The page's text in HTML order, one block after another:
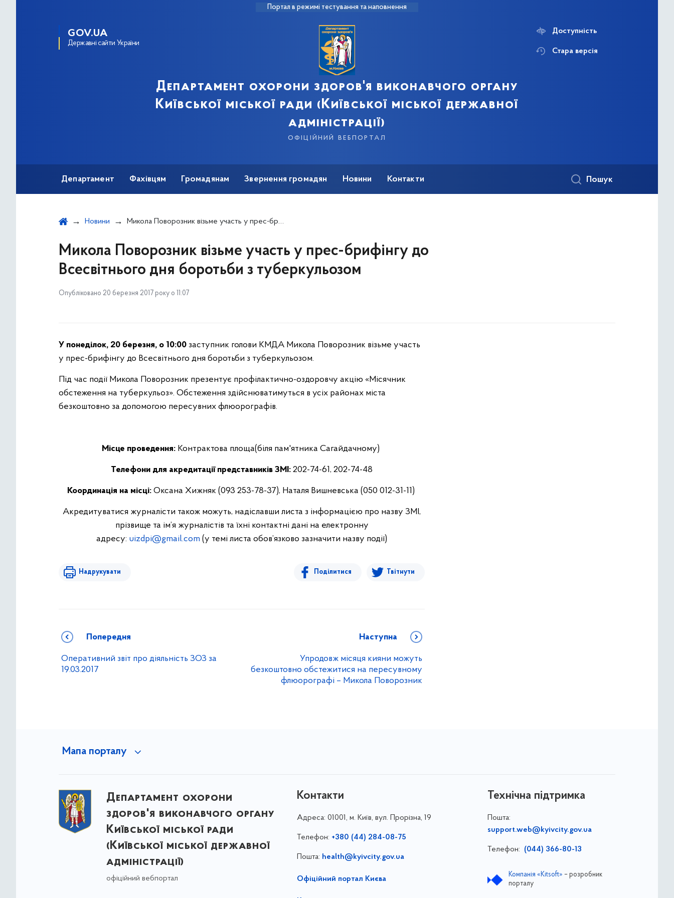
Портал в режимі тестування та наповнення
GOV.UA
Державні сайти України
Департамент охорони здоров'я виконавчого органу
Київської міської ради (Київської міської державної
адміністрації)
офіційний вебпортал
Доступність
Стара версія
Департамент Фахівцям Громадянам Звернення громадян Новини Контакти Пошук
Новини Микола Поворозник візьме участь у прес-брифінгу до Всесвітнього дня боротьби з туберкульозом
Микола Поворозник візьме участь у прес-брифінгу до
Всесвітнього дня боротьби з туберкульозом
Опубліковано 20 березня 2017 року о 11:07
У понеділок, 20 березня, о 10:00 заступник голови КМДА Микола Поворозник візьме участь
у прес-брифінгу до Всесвітнього дня боротьби з туберкульозом.
Під час події Микола Поворозник презентує профілактично-оздоровчу акцію «Місячник
обстеження на туберкульоз». Обстеження здійснюватимуться в усіх районах міста
безкоштовно за допомогою пересувних флюорографів.
Місце проведення: Контрактова площа(біля пам'ятника Сагайдачному)
Телефони для акредитації представників ЗМІ: 202-74-61, 202-74-48
Координація на місці: Оксана Хижняк (093 253-78-37), Наталя Вишневська (050 012-31-11)
Акредитуватися журналісти також можуть, надіславши листа з інформацією про назву ЗМІ,
прізвище та ім’я журналістів та їхні контактні дані на електронну
адресу: uizdpi@gmail.com (у темі листа обов’язково зазначити назву події)
Надрукувати Поділитися Твітнути
Попередня
Оперативний звіт про діяльність ЗОЗ за
19.03.2017
Наступна
Упродовж місяця кияни можуть
безкоштовно обстежитися на пересувному
флюорографі – Микола Поворозник
Мапа порталу
Департамент охорони
здоров'я виконавчого органу
Київської міської ради
(Київської міської державної
адміністрації)
офіційний вебпортал
Контакти
Адреса: 01001, м. Київ, вул. Прорізна, 19
Телефон: +380 (44) 284-08-75
Пошта: health@kyivcity.gov.ua
Офіційний портал Києва
Технічна підтримка
Пошта:
support.web@kyivcity.gov.ua
Телефон: (044) 366-80-13
Компанія «Kitsoft» – розробник
порталу